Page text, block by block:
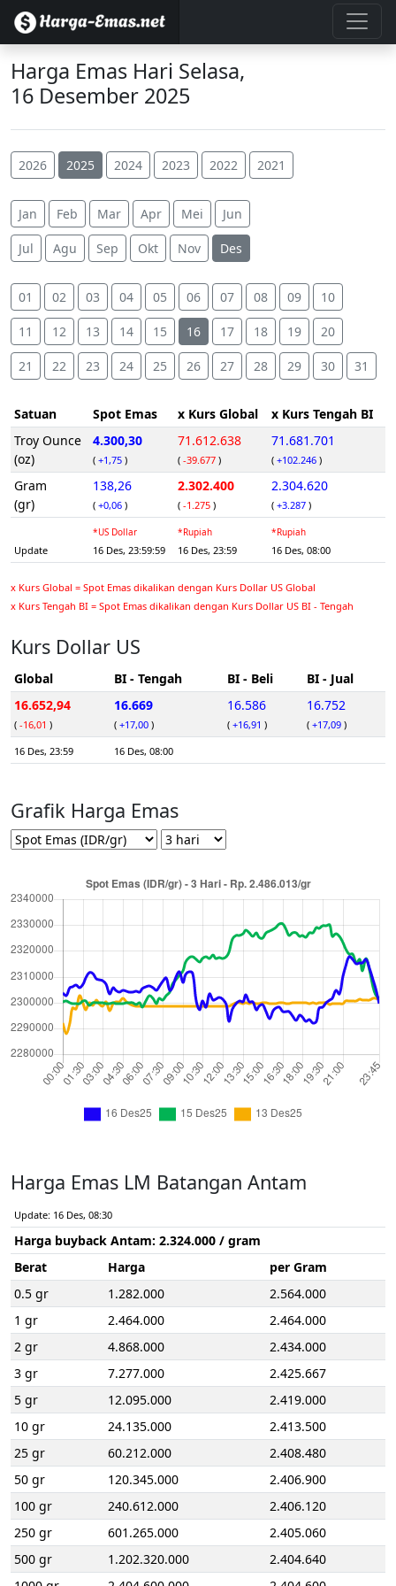
Harga Emas Hari Selasa,
16 Desember 2025
2026 2025 2024 2023 2022 2021
Jan Feb Mar Apr Mei Jun
Jul Agu Sep Okt Nov Des
01 02 03 04 05 06 07 08 09 10
11 12 13 14 15 16 17 18 19 20
21 22 23 24 25 26 27 28 29 30 31
Satuan Spot Emas x Kurs Global
x Kurs Tengah BI
Troy Ounce
(oz)
4.300,30
( +1,75 )
71.612.638
( -39.677 )
71.681.701
( +102.246 )
Gram
(gr)
138,26
( +0,06 )
2.302.400
( -1.275 )
2.304.620
( +3.287 )
Update
*US Dollar
16 Des, 23:59:59
*Rupiah
16 Des, 23:59
*Rupiah
16 Des, 08:00
x Kurs Global = Spot Emas dikalikan dengan Kurs Dollar US Global
x Kurs Tengah BI = Spot Emas dikalikan dengan Kurs Dollar US BI - Tengah
Kurs Dollar US
Global BI - Tengah BI - Beli
BI - Jual
16.652,94
( -16,01 )
16.669
( +17,00 )
16.586
( +16,91 )
16.752
( +17,09 )
16 Des, 23:59
16 Des, 08:00
Grafik Harga Emas
Harga Emas LM Batangan Antam
Update: 16 Des, 08:30
Harga buyback Antam: 2.324.000 / gram
Berat
Harga
per Gram
0.5 gr
1.282.000
2.564.000
1 gr
2.464.000
2.464.000
2 gr
4.868.000
2.434.000
3 gr
7.277.000
2.425.667
5 gr
12.095.000
2.419.000
10 gr
24.135.000
2.413.500
25 gr
60.212.000
2.408.480
50 gr
120.345.000
2.406.900
100 gr
240.612.000
2.406.120
250 gr
601.265.000
2.405.060
500 gr
1.202.320.000
2.404.640